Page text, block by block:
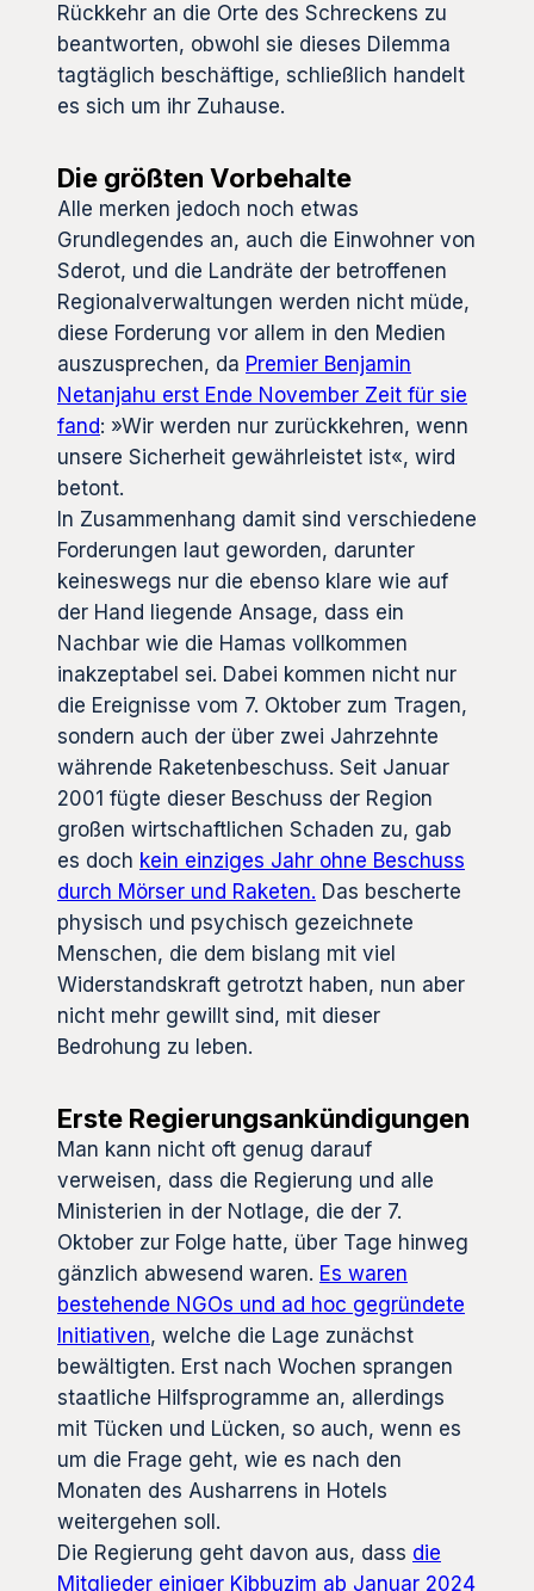
Rückkehr an die Orte des Schreckens zu
beantworten, obwohl sie dieses Dilemma
tagtäglich beschäftige, schließlich handelt
es sich um ihr Zuhause.
Die größten Vorbehalte
Alle merken jedoch noch etwas
Grundlegendes an, auch die Einwohner von
Sderot, und die Landräte der betroffenen
Regionalverwaltungen werden nicht müde,
diese Forderung vor allem in den Medien
auszusprechen, da Premier Benjamin
Netanjahu erst Ende November Zeit für sie
fand: »Wir werden nur zurückkehren, wenn
unsere Sicherheit gewährleistet ist«, wird
betont.
In Zusammenhang damit sind verschiedene
Forderungen laut geworden, darunter
keineswegs nur die ebenso klare wie auf
der Hand liegende Ansage, dass ein
Nachbar wie die Hamas vollkommen
inakzeptabel sei. Dabei kommen nicht nur
die Ereignisse vom 7. Oktober zum Tragen,
sondern auch der über zwei Jahrzehnte
währende Raketenbeschuss. Seit Januar
2001 fügte dieser Beschuss der Region
großen wirtschaftlichen Schaden zu, gab
es doch kein einziges Jahr ohne Beschuss
durch Mörser und Raketen. Das bescherte
physisch und psychisch gezeichnete
Menschen, die dem bislang mit viel
Widerstandskraft getrotzt haben, nun aber
nicht mehr gewillt sind, mit dieser
Bedrohung zu leben.
Erste Regierungsankündigungen
Man kann nicht oft genug darauf
verweisen, dass die Regierung und alle
Ministerien in der Notlage, die der 7.
Oktober zur Folge hatte, über Tage hinweg
gänzlich abwesend waren. Es waren
bestehende NGOs und ad hoc gegründete
Initiativen, welche die Lage zunächst
bewältigten. Erst nach Wochen sprangen
staatliche Hilfsprogramme an, allerdings
mit Tücken und Lücken, so auch, wenn es
um die Frage geht, wie es nach den
Monaten des Ausharrens in Hotels
weitergehen soll.
Die Regierung geht davon aus, dass die
Mitglieder einiger Kibbuzim ab Januar 2024